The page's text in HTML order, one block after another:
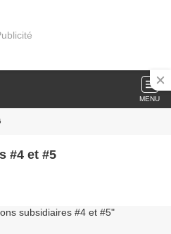
MENU
#4 et #5